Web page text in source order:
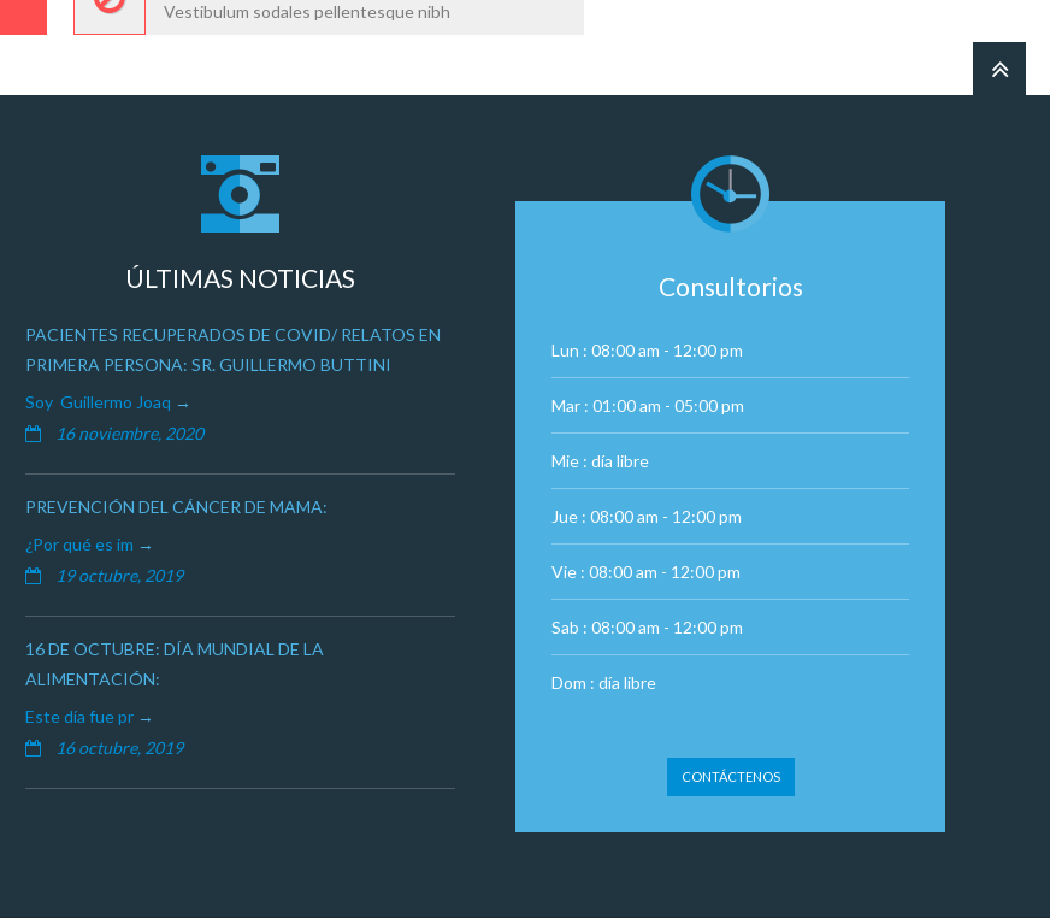
Vestibulum sodales pellentesque nibh
ÚLTIMAS NOTICIAS
PACIENTES RECUPERADOS DE COVID/ RELATOS EN
PRIMERA PERSONA: SR. GUILLERMO BUTTINI
Soy Guillermo Joaq
16 noviembre, 2020
PREVENCIÓN DEL CÁNCER DE MAMA:
¿Por qué es im
19 octubre, 2019
16 DE OCTUBRE: DÍA MUNDIAL DE LA
ALIMENTACIÓN:
Este día fue pr
16 octubre, 2019
Consultorios
Lun : 08:00 am - 12:00 pm
Mar : 01:00 am - 05:00 pm
Mie : día libre
Jue : 08:00 am - 12:00 pm
Vie : 08:00 am - 12:00 pm
Sab : 08:00 am - 12:00 pm
Dom : día libre
CONTÁCTENOS